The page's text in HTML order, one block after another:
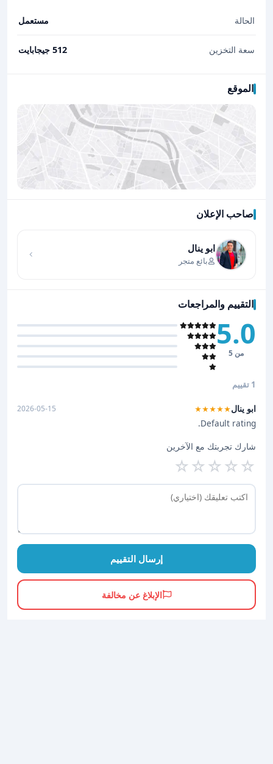
الحالة مستعمل
سعة التخزين 512 جيجابايت
الموقع
صاحب الإعلان
ابو ينال
بائع متجر
التقييم والمراجعات
5.0
من 5
1 تقييم
ابو ينال★★★★★
2026-05-15
Default rating.
شارك تجربتك مع الآخرين
☆
☆
☆
☆
☆
إرسال التقييم
الإبلاغ عن مخالفة